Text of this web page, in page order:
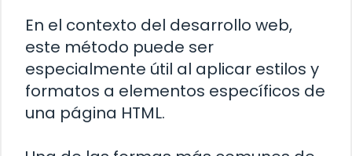
En el contexto del desarrollo web,
este método puede ser
especialmente útil al aplicar estilos y
formatos a elementos específicos de
una página HTML.